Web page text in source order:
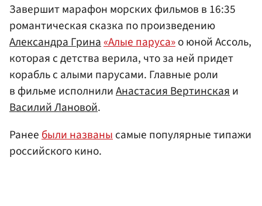
Завершит марафон морских фильмов в 16:35
романтическая сказка по произведению
Александра Грина«Алые паруса»о юной Ассоль,
которая с детства верила, что за ней придет
корабль с алыми парусами. Главные роли
в фильме исполнилиАнастасия Вертинскаяи
Василий Лановой.
Ранеебыли названысамые популярные типажи
российского кино.